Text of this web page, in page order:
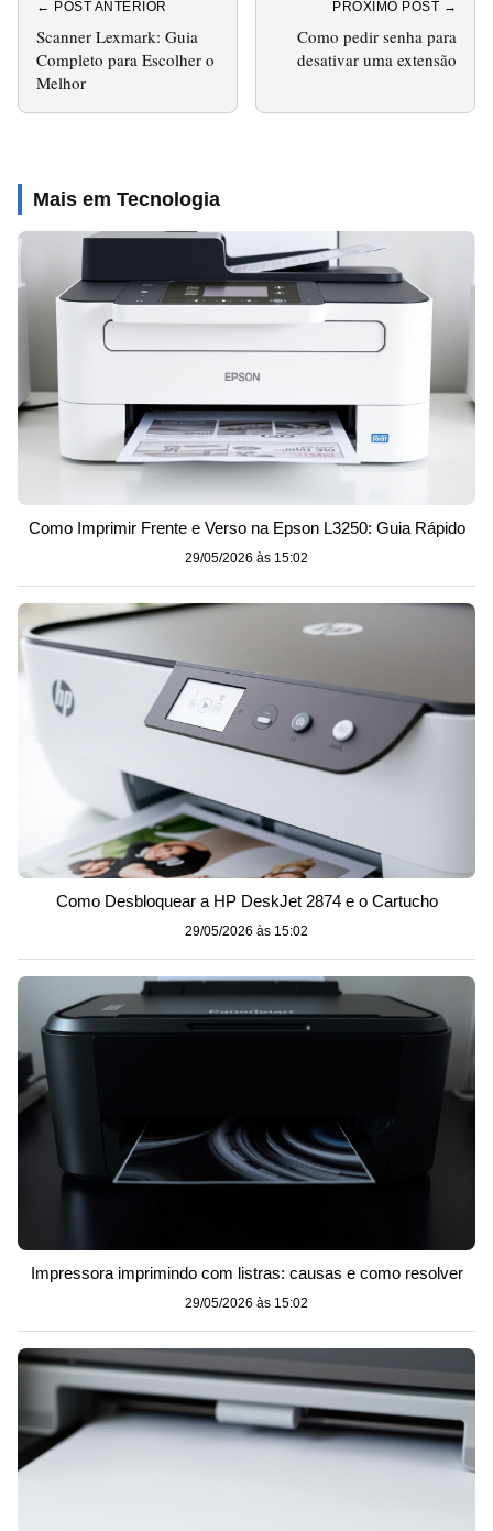
← POST ANTERIOR
Scanner Lexmark: Guia
Completo para Escolher o
Melhor
PRÓXIMO POST →
Como pedir senha para
desativar uma extensão
Mais em Tecnologia
Como Imprimir Frente e Verso na Epson L3250: Guia Rápido
29/05/2026 às 15:02
Como Desbloquear a HP DeskJet 2874 e o Cartucho
29/05/2026 às 15:02
Impressora imprimindo com listras: causas e como resolver
29/05/2026 às 15:02